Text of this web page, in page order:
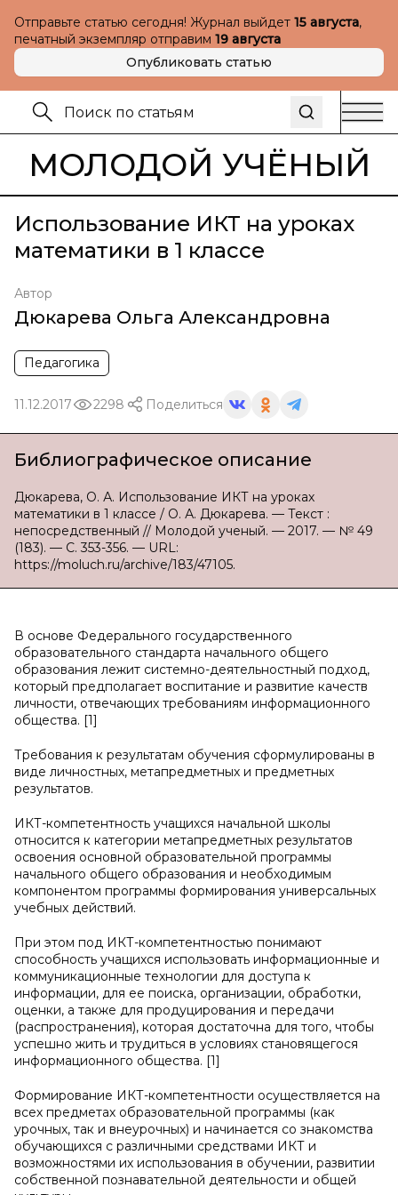
Отправьте статью сегодня! Журнал выйдет 15 августа,
печатный экземпляр отправим 19 августа
Опубликовать статью
МОЛОДОЙ УЧЁНЫЙ
Использование ИКТ на уроках
математики в 1 классе
Автор
Дюкарева Ольга Александровна
Педагогика
11.12.2017 2298 Поделиться
Библиографическое описание
Дюкарева, О. А. Использование ИКТ на уроках
математики в 1 классе / О. А. Дюкарева. — Текст :
непосредственный // Молодой ученый. — 2017. — № 49
(183). — С. 353-356. — URL:
https://moluch.ru/archive/183/47105.
В основе Федерального государственного
образовательного стандарта начального общего
образования лежит системно-деятельностный подход,
который предполагает воспитание и развитие качеств
личности, отвечающих требованиям информационного
общества. [1]
Требования к результатам обучения сформулированы в
виде личностных, метапредметных и предметных
результатов.
ИКТ-компетентность учащихся начальной школы
относится к категории метапредметных результатов
освоения основной образовательной программы
начального общего образования и необходимым
компонентом программы формирования универсальных
учебных действий.
При этом под ИКТ-компетентностью понимают
способность учащихся использовать информационные и
коммуникационные технологии для доступа к
информации, для ее поиска, организации, обработки,
оценки, а также для продуцирования и передачи
(распространения), которая достаточна для того, чтобы
успешно жить и трудиться в условиях становящегося
информационного общества. [1]
Формирование ИКТ-компетентности осуществляется на
всех предметах образовательной программы (как
урочных, так и внеурочных) и начинается со знакомства
обучающихся с различными средствами ИКТ и
возможностями их использования в обучении, развитии
собственной познавательной деятельности и общей